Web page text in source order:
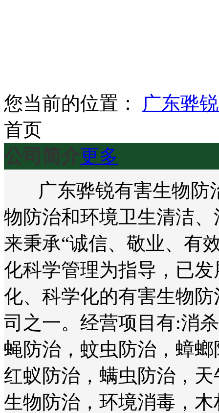
您当前的位置：
广东骅
首页
公司简介更多
广东骅锐有害生物防
物防治和环境卫生清洁
来秉承“诚信、敬业、有
化科学管理为指导，已
化、科学化的有害生物
司之一。经营项目有:消
蝇防治，蚊虫防治，蟑
红蚁防治，螨虫防治，
生物防治，环境消毒，